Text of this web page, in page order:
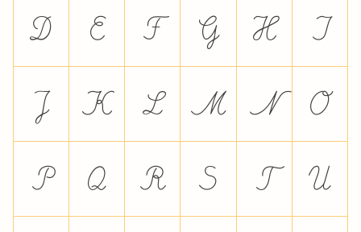
D
E F G H
I
J
K L M N
O
P
Q R S T
U